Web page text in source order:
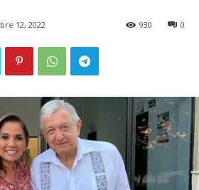
12, 2022 0
930